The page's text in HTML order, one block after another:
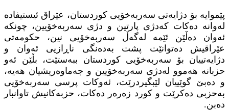
پێموایه‌ بۆ دژایه‌تی سه‌ربه‌خۆیی كوردستان، عێراق ئیستیفاده‌
له‌وانه‌ ده‌كات كه‌دژی پارتین و دژی سه‌ربه‌خۆیین، چونكه‌
ئه‌وان ده‌ڵێن ئێمه‌ له‌گه‌ڵ سه‌ربه‌خۆیی نین، حكومه‌تی
عێراقیش ده‌توانێت پشت به‌ده‌نگی ناڕازیی ئه‌وان و
دژایه‌تییان بۆ سه‌ربه‌خۆیی كوردستان ببه‌ستێت، بڵێن ئه‌و
حزبانه‌ هه‌موو له‌دژی سه‌ربه‌خۆیین و جه‌ماوه‌ریشیان هه‌یه‌،
و ده‌بێ گوێییان لێبگیردرێت، ئه‌وكات پرسی سه‌ربه‌خۆیی
به‌حزبی ده‌كرێت و كورد زه‌ره‌ر ده‌كات، حزبه‌كانیش تاوانبار
ده‌بن.